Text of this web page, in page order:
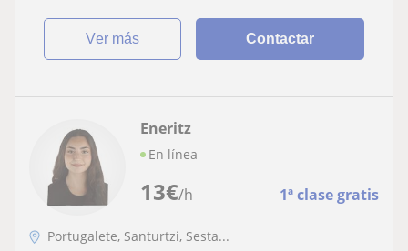
ver más Contactar
13€/h 1ª clase gratis
Eneritz
En línea
Portugalete, Santurtzi, Sesta...